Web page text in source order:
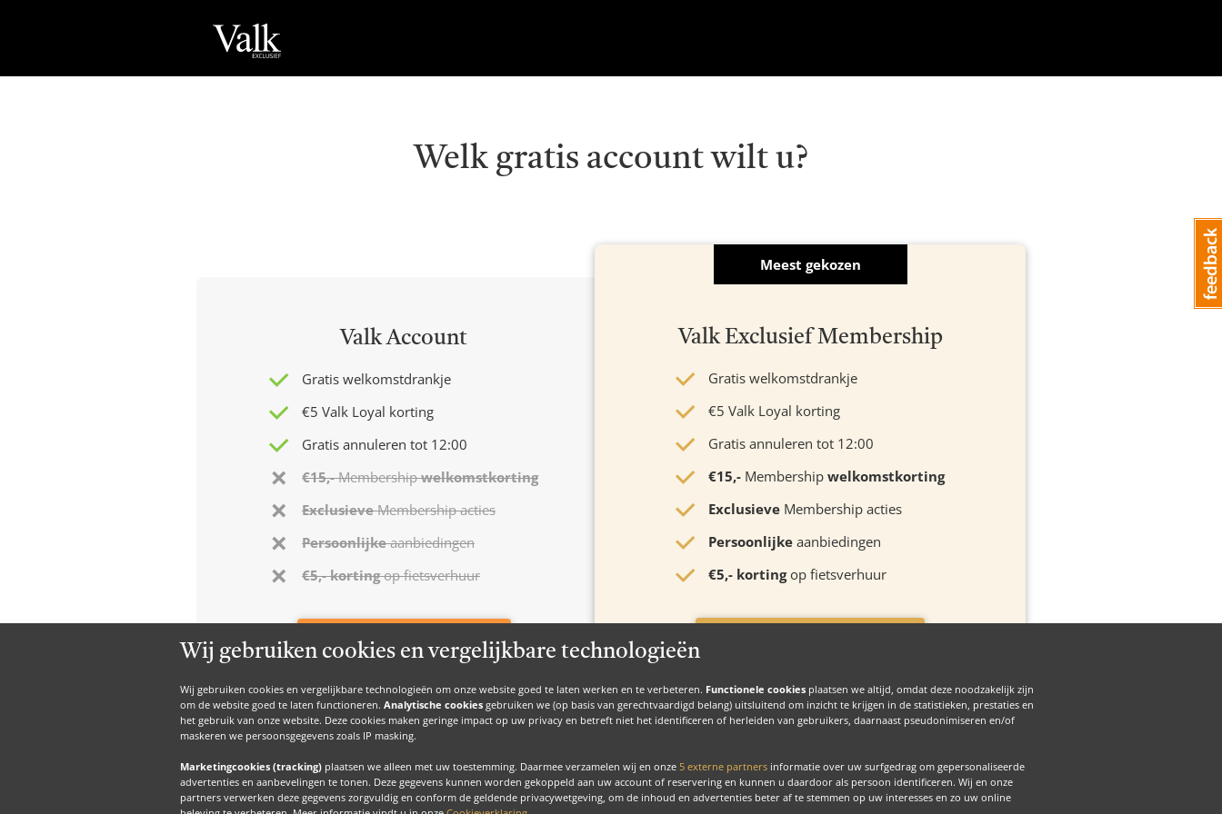
Wij gebruiken cookies en vergelijkbare technologieën
Wij gebruiken cookies en vergelijkbare technologieën om onze website goed te laten werken en te verbeteren. Functionele cookies plaatsen we altijd, omdat deze noodzakelijk zijn
om de website goed te laten functioneren. Analytische cookies gebruiken we (op basis van gerechtvaardigd belang) uitsluitend om inzicht te krijgen in de statistieken, prestaties en
het gebruik van onze website. Deze cookies maken geringe impact op uw privacy en betreft niet het identificeren of herleiden van gebruikers, daarnaast pseudonimiseren en/of
maskeren we persoonsgegevens zoals IP masking.
Marketingcookies (tracking) plaatsen we alleen met uw toestemming. Daarmee verzamelen wij en onze 5 externe partners informatie over uw surfgedrag om gepersonaliseerde
advertenties en aanbevelingen te tonen. Deze gegevens kunnen worden gekoppeld aan uw account of reservering en kunnen u daardoor als persoon identificeren. Wij en onze
partners verwerken deze gegevens zorgvuldig en conform de geldende privacywetgeving, om de inhoud en advertenties beter af te stemmen op uw interesses en zo uw online
Welk gratis account wilt u?
Valk Account
Gratis welkomstdrankje
€5 Valk Loyal korting
Gratis annuleren tot 12:00
€15,-Membershipwelkomstkorting
ExclusieveMembership acties
Persoonlijkeaanbiedingen
€5,- kortingop fietsverhuur
Gratis account aanmaken
Meest gekozen
Valk Exclusief Membership
Gratis welkomstdrankje
€5 Valk Loyal korting
Gratis annuleren tot 12:00
€15,- Membership welkomstkorting
Exclusieve Membership acties
Persoonlijke aanbiedingen
€5,- kortingop fietsverhuur